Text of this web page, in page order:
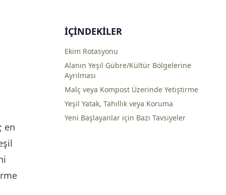
en
İÇINDEKILER
Ekim Rotasyonu
Alanın Yeşil Gübre/Kültür Bölgelerine
Ayrılması
Malç veya Kompost Üzerinde Yetiştirme
Yeşil Yatak, Tahıllık veya Koruma
Yeni Başlayanlar için Bazı Tavsiyeler